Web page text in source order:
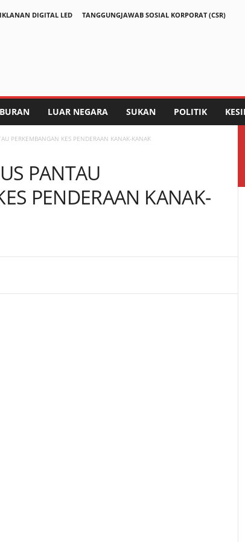
DIGITAL LED
TANGGUNGJAWAB SOSIAL KORPORAT (CSR)
LUAR NEGARA SUKAN POLITIK
PERKEMBANGAN KES PENDERAAN KANAK-KANAK
PANTAU
PENDERAAN KANAK-